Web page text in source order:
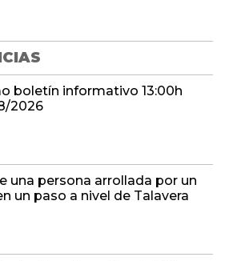
boletín informativo 13:00h
2026
una persona arrollada por un
un paso a nivel de Talavera